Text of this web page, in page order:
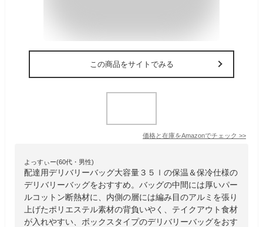
この商品をサイトでみる
価格と在庫をAmazonでチェック >>
よっすぃー(60代・男性)
配達用デリバリーバッグ大容量３５ｌの保温＆保冷仕様の
デリバリーバッグをおすすめ。バッグの中間には厚いパー
ルコットン断熱材に、内側の層には編み目のアルミを張り
上げたポリエステル素材の背負いやく、テイクアウト食材
が入れやすい、ボックスタイプのデリバリーバッグをおす